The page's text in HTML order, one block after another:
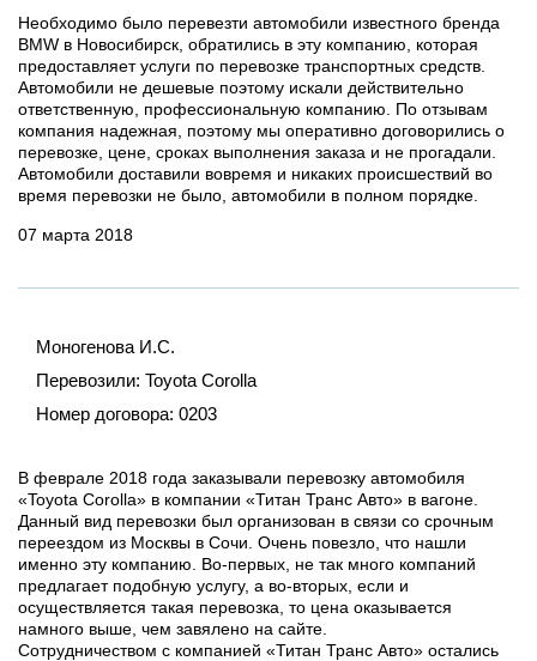
Необходимо было перевезти автомобили известного бренда
BMW в Новосибирск, обратились в эту компанию, которая
предоставляет услуги по перевозке транспортных средств.
Автомобили не дешевые поэтому искали действительно
ответственную, профессиональную компанию. По отзывам
компания надежная, поэтому мы оперативно договорились о
перевозке, цене, сроках выполнения заказа и не прогадали.
Автомобили доставили вовремя и никаких происшествий во
время перевозки не было, автомобили в полном порядке.
07 марта 2018
Моногенова И.С.
Перевозили: Toyota Corolla
Номер договора: 0203
В феврале 2018 года заказывали перевозку автомобиля
«Toyota Corolla» в компании «Титан Транс Авто» в вагоне.
Данный вид перевозки был организован в связи со срочным
переездом из Москвы в Сочи. Очень повезло, что нашли
именно эту компанию. Во-первых, не так много компаний
предлагает подобную услугу, а во-вторых, если и
осуществляется такая перевозка, то цена оказывается
намного выше, чем завялено на сайте.
Сотрудничеством с компанией «Титан Транс Авто» остались